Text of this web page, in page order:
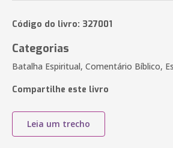
Código do livro: 327001
Categorias
Batalha Espiritual, Comentário Bíblico,
Compartilhe este livro
Leia um trecho